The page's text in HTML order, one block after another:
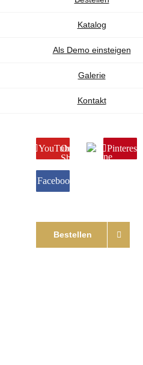
Katalog
Als Demo einsteigen
Galerie
Kontakt
YouTubeOnline
Shop
Pinterest
Facebook
Bestellen